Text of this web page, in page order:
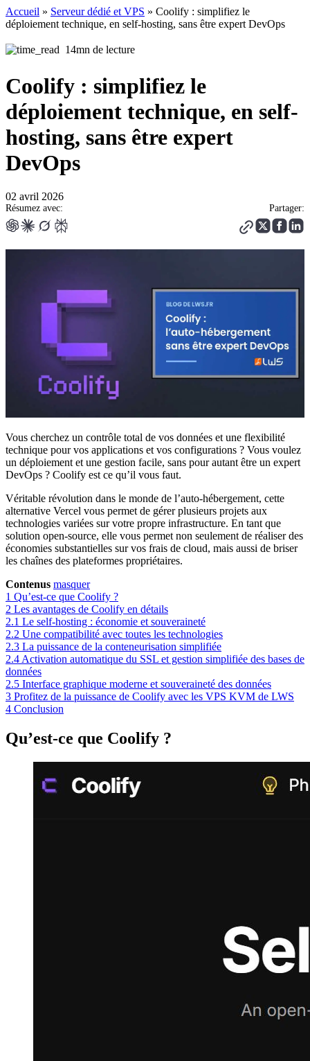
Accueil » Serveur dédié et VPS » Coolify : simplifiez le
déploiement technique, en self-hosting, sans être expert DevOps
14mn de lecture
Coolify : simplifiez le
déploiement technique, en self-
hosting, sans être expert
DevOps
02 avril 2026
Résumez avec: Partager:
Vous cherchez un contrôle total de vos données et une flexibilité
technique pour vos applications et vos configurations ? Vous voulez
un déploiement et une gestion facile, sans pour autant être un expert
DevOps ? Coolify est ce qu’il vous faut.
Véritable révolution dans le monde de l’auto-hébergement, cette
alternative Vercel vous permet de gérer plusieurs projets aux
technologies variées sur votre propre infrastructure. En tant que
solution open-source, elle vous permet non seulement de réaliser des
économies substantielles sur vos frais de cloud, mais aussi de briser
les chaînes des plateformes propriétaires.
Contenus masquer
1 Qu’est-ce que Coolify ?
2 Les avantages de Coolify en détails
2.1 Le self-hosting : économie et souveraineté
2.2 Une compatibilité avec toutes les technologies
2.3 La puissance de la conteneurisation simplifiée
2.4 Activation automatique du SSL et gestion simplifiée des bases de
données
2.5 Interface graphique moderne et souveraineté des données
3 Profitez de la puissance de Coolify avec les VPS KVM de LWS
4 Conclusion
Qu’est-ce que Coolify ?